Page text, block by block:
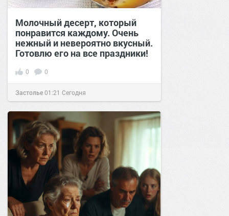
Молочный десерт, который
понравится каждому. Очень
нежный и невероятно вкусный.
Готовлю его на все праздники!
0 0
Застолье01:21 Сегодня